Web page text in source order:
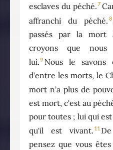
esclaves du péché.7
affranchi du péché. 8
passés par la mort
croyons que nous
lui.9 Nous le savons
d’entre les morts, le
mort n’a plus de
est mort, c'est au
pour toutes ; lui qui
qu'il est vivant. 11
pensez que vous